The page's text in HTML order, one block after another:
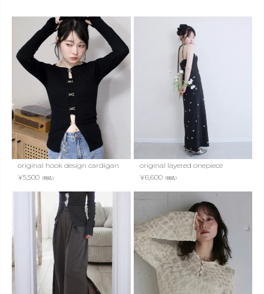
original hook design cardigan
¥5,500 （税込）
original layered onepiece
¥6,600（税込）